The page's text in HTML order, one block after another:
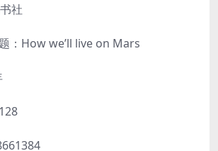
社
：How we’ll live on Mars